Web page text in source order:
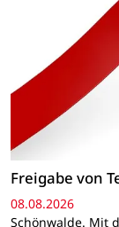
Freigabe von
08.08.2026
Schönwalde. Mit